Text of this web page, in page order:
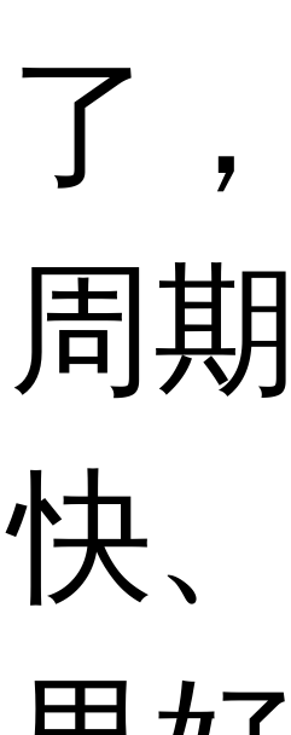
了
周期
快